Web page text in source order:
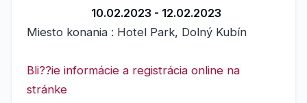
10.02.2023 - 12.02.2023
Miesto konania : Hotel Park, Dolný Kubín
Bli??ie informácie a registrácia online na
stránke